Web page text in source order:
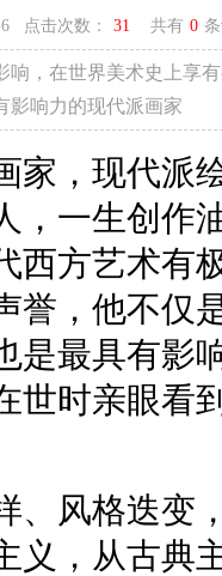
点击次数： 31 共有 0
，在世界美术史上享
影响力的现代派画家
家，现代派
，一生创作
西方艺术有
誉，他不仅
是最具有影
世时亲眼看
、风格迭变
义，从古典